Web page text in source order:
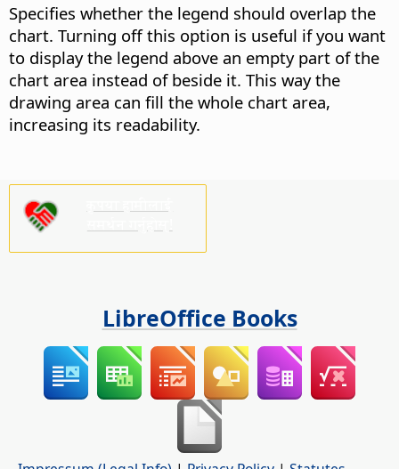
Specifies whether the legend should overlap the
chart. Turning off this option is useful if you want
to display the legend above an empty part of the
chart area instead of beside it. This way the
drawing area can fill the whole chart area,
increasing its readability.
LibreOffice Books